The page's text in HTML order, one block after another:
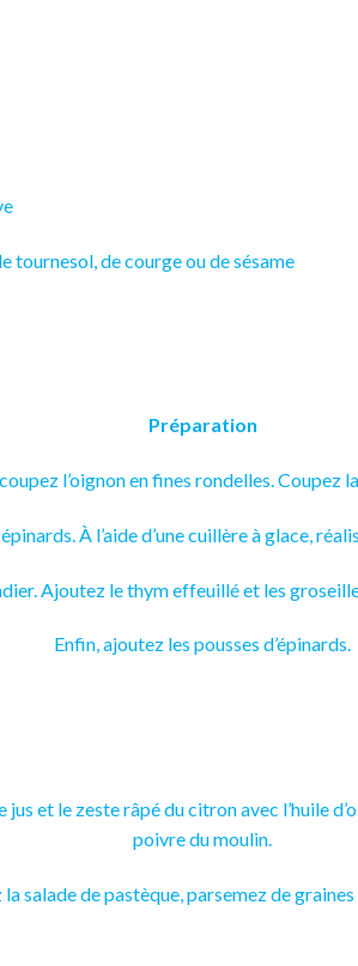
tournesol, decourgeou desésame
Préparation
l’oignon en fines rondelles. Coupez
À l’aide d’une cuillère à glace,
Ajoutez le thym effeuillé et les
Enfin, ajoutez les pousses d’épinards.
et le zeste râpé du citron avec l’huile
poivre du moulin.
la salade de pastèque, parsemez de